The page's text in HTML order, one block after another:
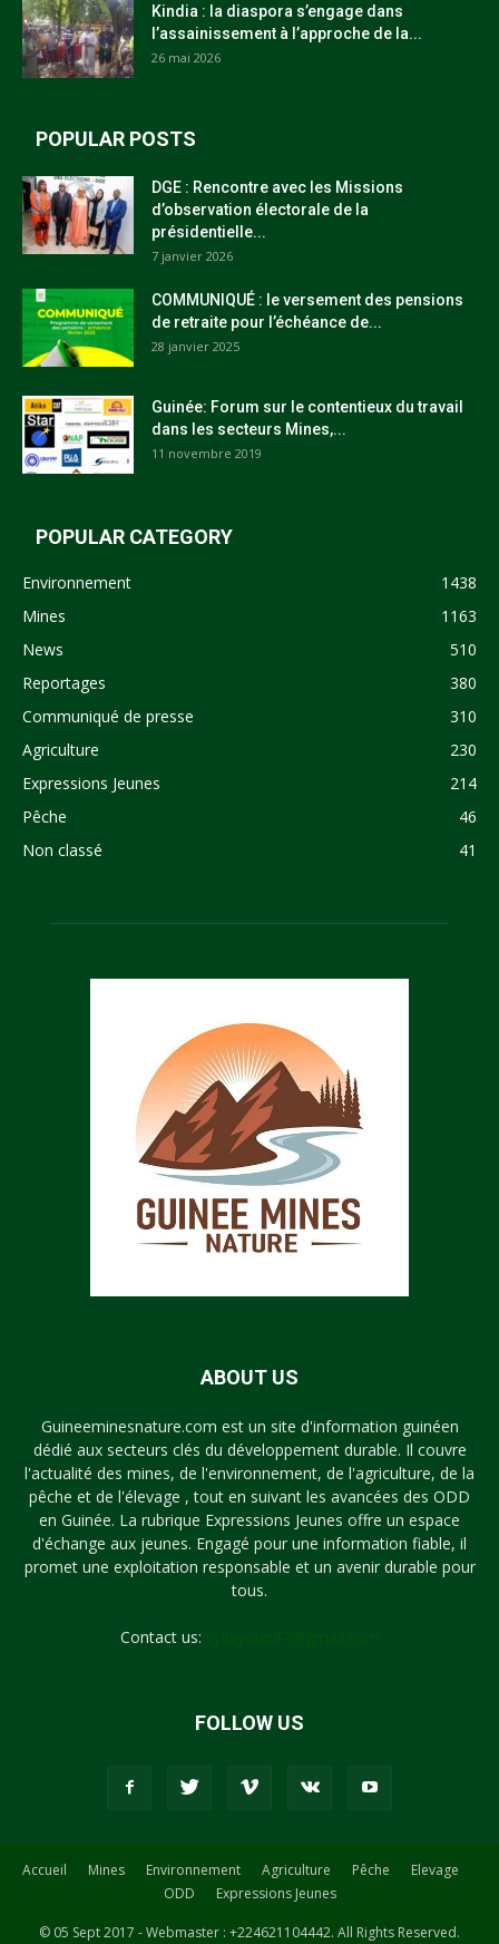
Kindia : la diaspora s’engage dans
l’assainissement à l’approche de la...
26 mai 2026
POPULAR POSTS
DGE : Rencontre avec les Missions
d’observation électorale de la
présidentielle...
7 janvier 2026
COMMUNIQUÉ : le versement des pensions
de retraite pour l’échéance de...
28 janvier 2025
Guinée: Forum sur le contentieux du travail
dans les secteurs Mines,...
11 novembre 2019
POPULAR CATEGORY
Environnement
1438
Mines
1163
News
510
Reportages
380
Communiqué de presse
310
Agriculture
230
Expressions Jeunes
214
Pêche
46
Non classé
41
ABOUT US
Guineeminesnature.com est un site d'information guinéen
dédié aux secteurs clés du développement durable. Il couvre
l'actualité des mines, de l'environnement, de l'agriculture, de la
pêche et de l'élevage , tout en suivant les avancées des ODD
en Guinée. La rubrique Expressions Jeunes offre un espace
d'échange aux jeunes. Engagé pour une information fiable, il
promet une exploitation responsable et un avenir durable pour
tous.
Contact us:
FOLLOW US
Accueil Mines Environnement Agriculture Pêche
Elevage
ODD
Expressions Jeunes
© 05 Sept 2017 - Webmaster : +224621104442. All Rights Reserved.